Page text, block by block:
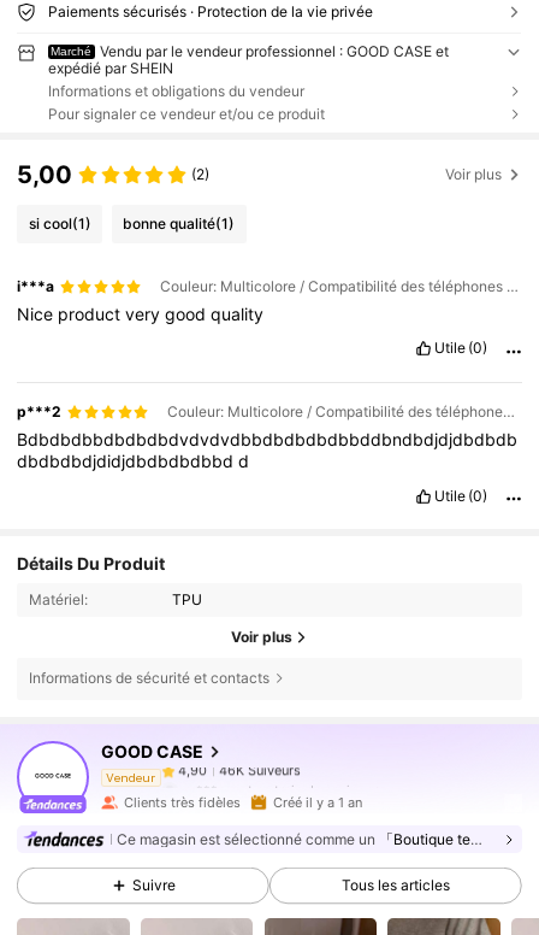
Paiements sécurisés · Protection de la vie privée
Marché
Vendu par le vendeur professionnel : GOOD CASE et
expédié par SHEIN
Informations et obligations du vendeur
Pour signaler ce vendeur et/ou ce produit
5,00 (2) Voir plus
si cool(1) bonne qualité(1)
i***a Couleur: Multicolore / Compatibilité des téléphones portables: Apple / Taille: iPhone 15 Pro
Nice productverygoodquality
Utile (0)
p***2 Couleur: Multicolore / Compatibilité des téléphones portables: Apple / Taille: Iphone 13
Bdbdbdbbdbdbdbdvdvdvdbbdbdbdbdbbddbndbdjdjdbdbdb
dbdbdbdjdidjdbdbdbdbbdd
Utile (0)
Détails Du Produit
Matériel: TPU
Voir plus
Informations de sécurité et contacts
GOOD CASE
Vendeur
4,90
m***mest en train de naviguer
4,90
46K Suiveurs
4,90 46K Suiveurs
46K Suiveurs
4,90 46K Suiveurs
Clients très fidèles Créé il y a 1 an
Ce magasin est sélectionné comme un 「Boutique tendance」
Suivre Tous les articles